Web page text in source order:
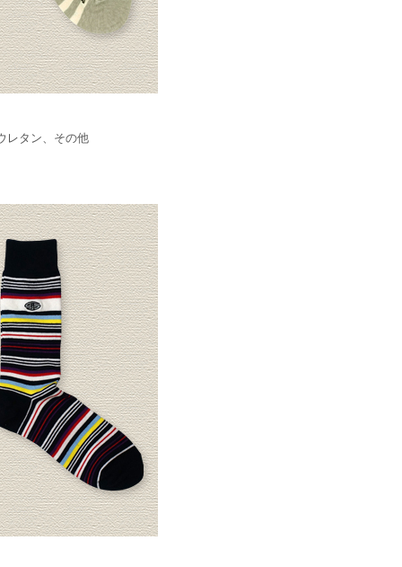
レタン、その他